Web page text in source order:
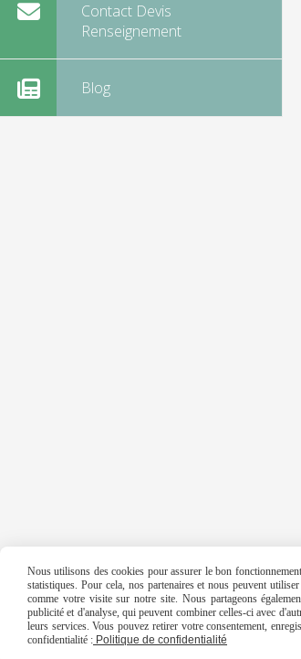
Contact Devis
Renseignement
Blog
Nous utilisons des cookies pour assurer le bon
statistiques. Pour cela, nos partenaires et nous peuvent
comme votre visite sur notre site. Nous partageons
publicité et d'analyse, qui peuvent combiner celles-ci avec
leurs services. Vous pouvez retirer votre consentement,
confidentialité : Politique de confidentialité